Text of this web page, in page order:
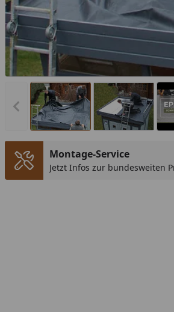
Vorheriges Bild anzeigen
Montage-Service
Jetzt Infos zur bundesweiten